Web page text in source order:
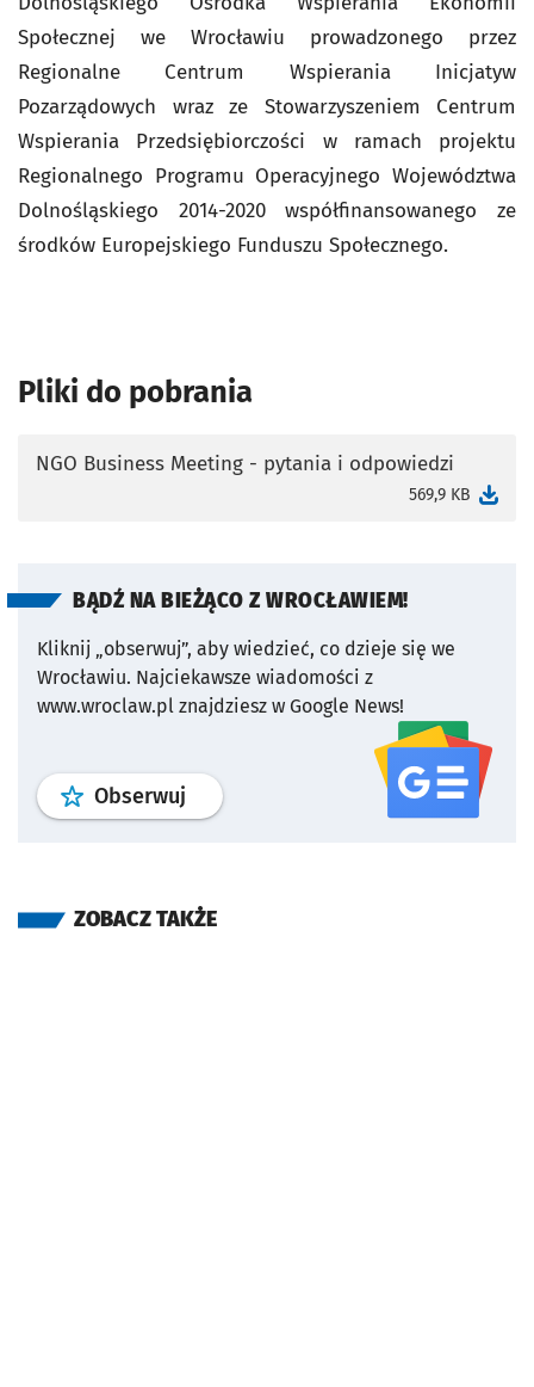
Społecznej we Wrocławiu prowadzonego przez
Regionalne Centrum Wspierania Inicjatyw
Pozarządowych wraz ze Stowarzyszeniem Centrum
Wspierania Przedsiębiorczości w ramach projektu
Regionalnego Programu Operacyjnego Województwa
Dolnośląskiego 2014-2020 współfinansowanego ze
środków Europejskiego Funduszu Społecznego.
Pliki do pobrania
NGO Business Meeting - pytania i odpowiedzi
569,9 KB
BĄDŹ NA BIEŻĄCO Z WROCŁAWIEM!
Kliknij „obserwuj”, aby wiedzieć, co dzieje się we
Wrocławiu. Najciekawsze wiadomości z
www.wroclaw.pl znajdziesz w Google News!
Obserwuj profil serwisu
ZOBACZ TAKŻE